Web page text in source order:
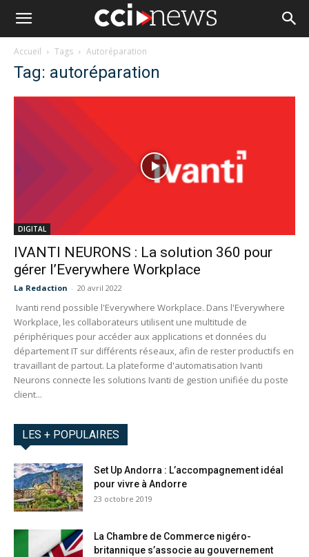
Accueil Tags Autoréparation
Tag: autoréparation
DIGITAL
IVANTI NEURONS : La solution 360 pour
gérer l’Everywhere Workplace
La Redaction - 20 avril 2022
Ivanti rend possible l'Everywhere Workplace. Dans l'Everywhere
Workplace, les collaborateurs utilisent une multitude de
périphériques pour accéder aux applications et données du
département IT sur différents réseaux, afin de rester productifs en
travaillant de partout. La plateforme d'automatisation Ivanti
Neurons connecte les solutions Ivanti de gestion unifiée du poste
client...
LES + POPULAIRES
Set Up Andorra : L’accompagnement idéal
pour vivre à Andorre
23 octobre 2019
La Chambre de Commerce nigéro-
britannique s’associe au gouvernement